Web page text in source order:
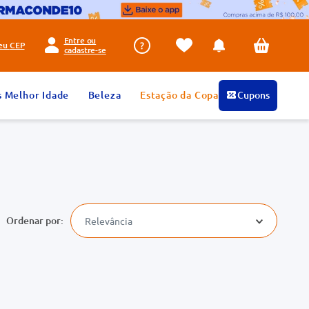
CEP
Entre ou
cadastre-se
Melhor Idade Beleza Estação da Copa Cupons
Relevância